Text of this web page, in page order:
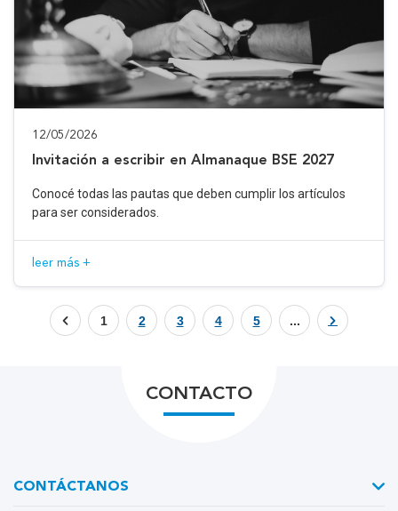
12/05/2026
Invitación a escribir en Almanaque BSE 2027
Conocé todas las pautas que deben cumplir los artículos
para ser considerados.
leer más +
1 2 3 4 5 ...
CONTACTO
CONTÁCTANOS